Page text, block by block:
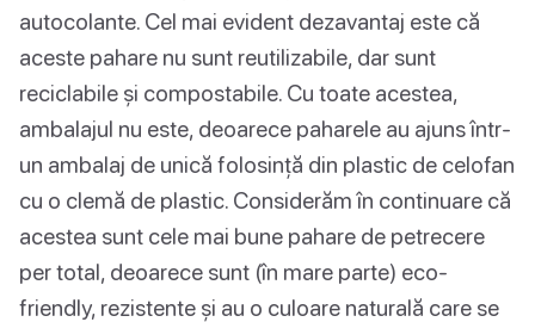
autocolante. Cel mai evident dezavantaj este că
aceste pahare nu sunt reutilizabile, dar sunt
reciclabile și compostabile. Cu toate acestea,
ambalajul nu este, deoarece paharele au ajuns într-
un ambalaj de unică folosință din plastic de celofan
cu o clemă de plastic. Considerăm în continuare că
acestea sunt cele mai bune pahare de petrecere
per total, deoarece sunt (în mare parte) eco-
friendly, rezistente și au o culoare naturală care se